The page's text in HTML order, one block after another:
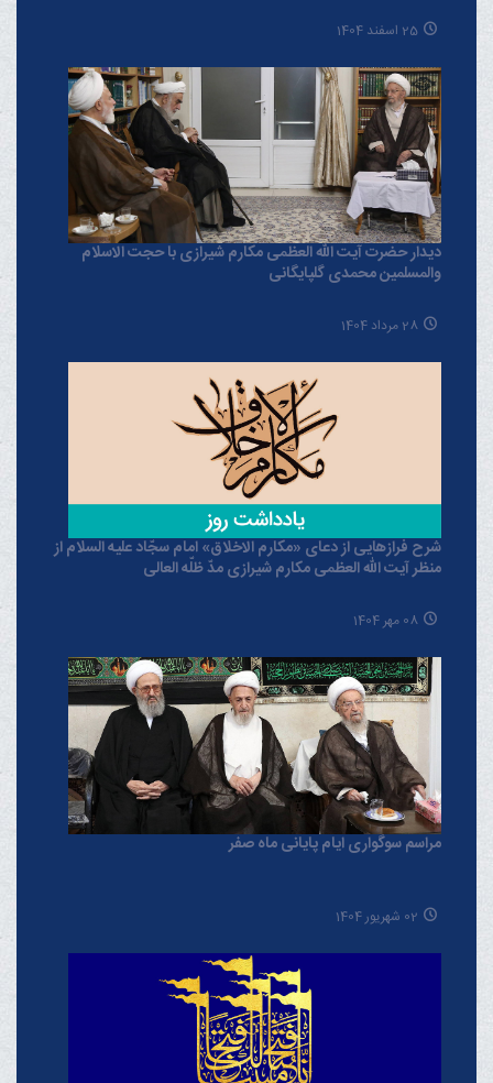
25 اسفند 1404
دیدار حضرت آیت الله العظمی مکارم شیرازی با حجت الاسلام
والمسلمین محمدی گلپایگانی
28 مرداد 1404
شرح فرازهایی از دعای «مکارم الاخلاق» امام سجّاد علیه السلام از
منظر آیت الله العظمی مکارم شیرازی مدّ ظلّه العالی
08 مهر 1404
مراسم سوگواری ایام پایانی ماه صفر
02 شهریور 1404